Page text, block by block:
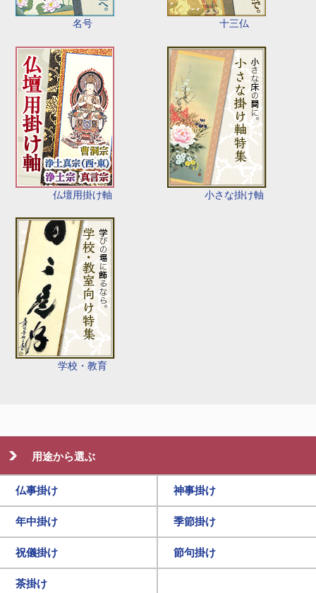
名号 十三仏
仏壇用掛け軸 小さな掛け軸
学校・教育
用途から選ぶ
仏事掛け 神事掛け
年中掛け 季節掛け
祝儀掛け 節句掛け
茶掛け